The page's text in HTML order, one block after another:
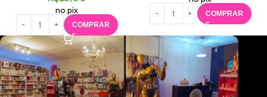
no pix
COMPRAR
COMPRAR